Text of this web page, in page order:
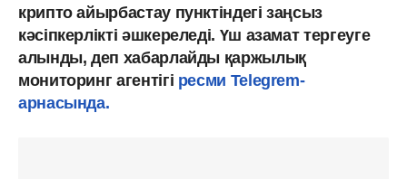
крипто айырбастау пунктіндегі заңсыз
кәсіпкерлікті әшкереледі. Үш азамат тергеуге
алынды, деп хабарлайды қаржылық
мониторинг агентігі ресми Telegrem-
арнасында.